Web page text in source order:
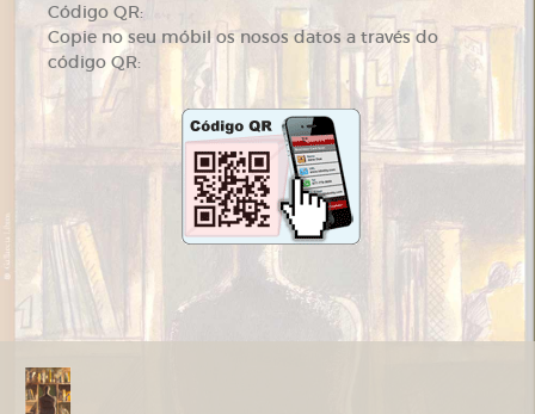
Código QR:
Copie no seu móbil os nosos datos a través do
código QR: